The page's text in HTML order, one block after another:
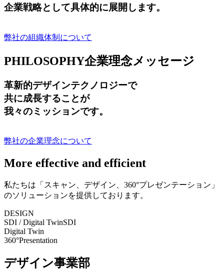
企業戦略として具体的に展開します。
弊社の組織体制について
PHILOSOPHY企業理念メッセージ
革新的デザインテクノロジーで
共に成長することが
我々のミッションです。
弊社の企業理念について
More effective and efficient
私たちは「スキャン、デザイン、360°プレゼンテーション」
のソリューションを提供しております。
DESIGN
SDI / Digital TwinSDI
Digital Twin
360°Presentation
デザイン事業部